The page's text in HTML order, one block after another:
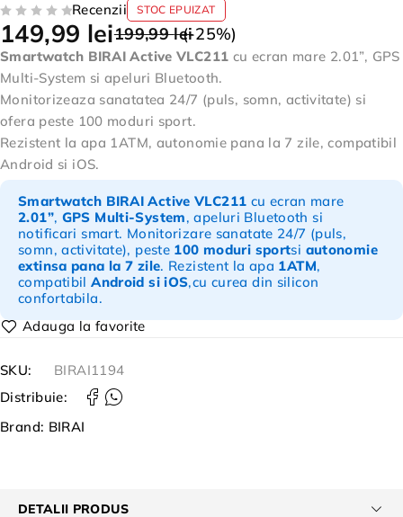
Recenzii STOC EPUIZAT
199,99lei
149,99 lei (-25%)
Smartwatch BIRAI Active VLC211 cu ecran mare 2.01”, GPS
Multi-System si apeluri Bluetooth.
Monitorizeaza sanatatea 24/7 (puls, somn, activitate) si
ofera peste 100 moduri sport.
Rezistent la apa 1ATM, autonomie pana la 7 zile, compatibil
Android si iOS.
Smartwatch BIRAI Active VLC211 cu ecran mare
2.01”, GPS Multi-System, apeluri Bluetooth si
notificari smart. Monitorizare sanatate 24/7 (puls,
somn, activitate), peste 100 moduri sportsi autonomie
extinsa pana la 7 zile. Rezistent la apa 1ATM,
compatibilAndroid si iOS,cu curea din silicon
confortabila.
SKU:
BIRAI1194
Distribuie:
Brand: BIRAI
DETALII PRODUS